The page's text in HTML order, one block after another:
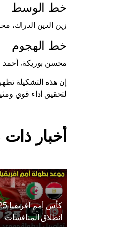
خط الوسط
زين الدين الدراك،
خط الهجوم
محسن بوريكة،
إن هذه التشكيلة
لتحقيق أداء قوي
أخبار
انطلاق المنافسات